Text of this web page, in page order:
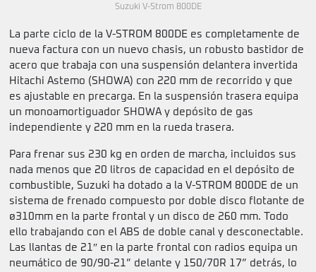
Suzuki V-Strom 800DE
La parte ciclo de la V-STROM 800DE es completamente de
nueva factura con un nuevo chasis, un robusto bastidor de
acero que trabaja con una suspensión delantera invertida
Hitachi Astemo (SHOWA) con 220 mm de recorrido y que
es ajustable en precarga. En la suspensión trasera equipa
un monoamortiguador SHOWA y depósito de gas
independiente y 220 mm en la rueda trasera.
Para frenar sus 230 kg en orden de marcha, incluidos sus
nada menos que 20 litros de capacidad en el depósito de
combustible, Suzuki ha dotado a la V-STROM 800DE de un
sistema de frenado compuesto por doble disco flotante de
ø310mm en la parte frontal y un disco de 260 mm. Todo
ello trabajando con el ABS de doble canal y desconectable.
Las llantas de 21″ en la parte frontal con radios equipa un
neumático de 90/90-21” delante y 150/70R 17” detrás, lo